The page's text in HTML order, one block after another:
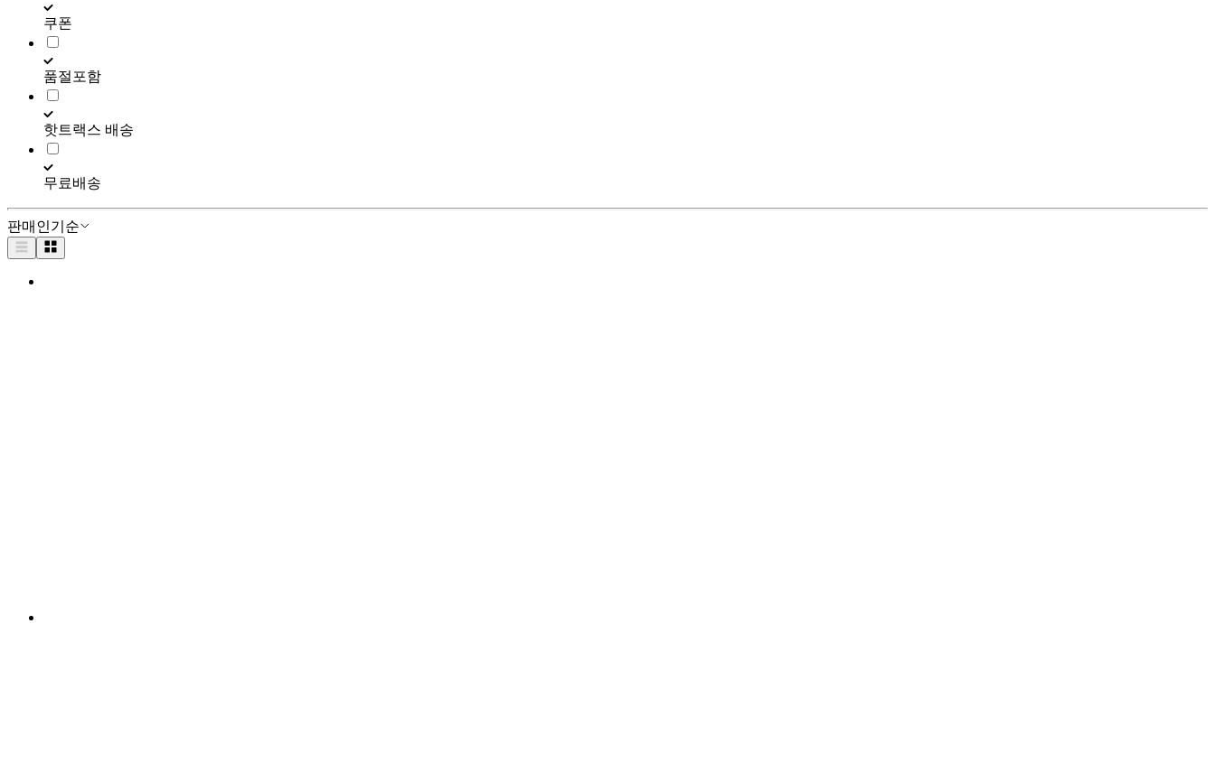
쿠폰
품절포함
핫트랙스 배송
무료배송
판매인기순